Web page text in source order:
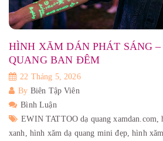
HÌNH XĂM DÁN PHÁT SÁNG
QUANG BAN ĐÊM
22 Tháng 5, 2026
By Biên Tập Viên
Bình Luận
EWIN TATTOO dạ quang xamdan.com,
xanh, hình xăm dạ quang mini đẹp,hình